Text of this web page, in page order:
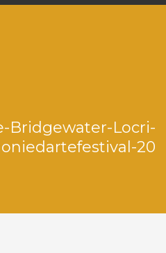
Bridgewater-Locri-
20